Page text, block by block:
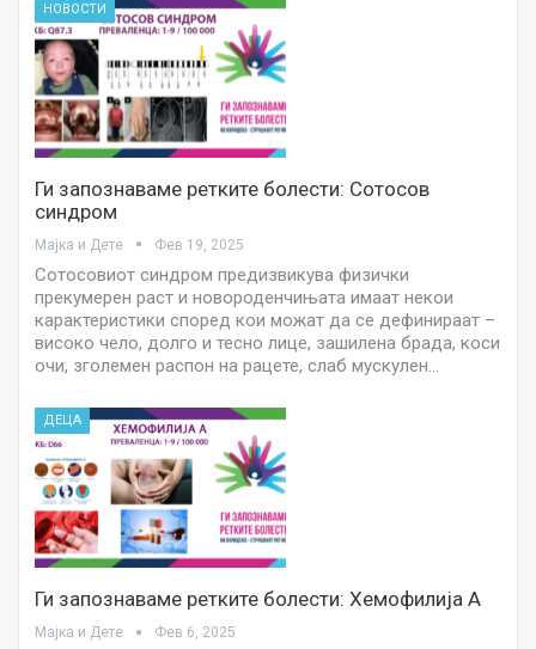
НОВОСТИ
Ги запознаваме ретките болести: Сотосов
синдром
Мајка и Дете Фев 19, 2025
Сотосовиот синдром предизвикува физички
прекумерен раст и новороденчињата имаат некои
карактеристики според кои можат да се дефинираат –
високо чело, долго и тесно лице, зашилена брада, коси
очи, зголемен распон на рацете, слаб мускулен…
ДЕЦА
Ги запознаваме ретките болести: Хемофилија А
Мајка и Дете Фев 6, 2025